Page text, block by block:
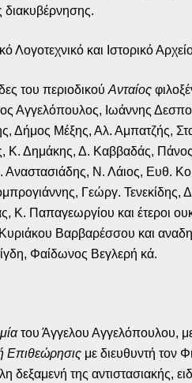
διακυβέρνησης.
Λογοτεχνικό και Ιστορικό
του περιοδικού Ανταίος
Αγγελόπουλος, Ιωάννης
Δήμος Μέξης, Αλ. Αμπατζής,
Κ. Δημάκης, Δ. Καββαδάς,
Ν. Λάιος, Ευθ.
Γεώργ. Τενεκίδης,
Παπαγεωργίου και έτεροι ουκ
Βαρβαρέσσου και
Φαίδωνος Βεγλερή κά.
του Άγγελου Αγγελόπουλου,
Επιθεώρησις με διευθυντή τον
της αντιστασιακής,